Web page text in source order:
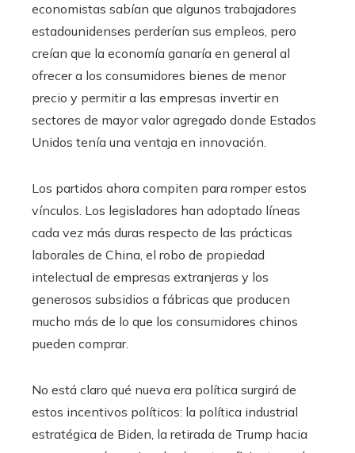
economistas sabían que algunos trabajadores
estadounidenses perderían sus empleos, pero
creían que la economía ganaría en general al
ofrecer a los consumidores bienes de menor
precio y permitir a las empresas invertir en
sectores de mayor valor agregado donde Estados
Unidos tenía una ventaja en innovación.
Los partidos ahora compiten para romper estos
vínculos. Los legisladores han adoptado líneas
cada vez más duras respecto de las prácticas
laborales de China, el robo de propiedad
intelectual de empresas extranjeras y los
generosos subsidios a fábricas que producen
mucho más de lo que los consumidores chinos
pueden comprar.
No está claro qué nueva era política surgirá de
estos incentivos políticos: la política industrial
estratégica de Biden, la retirada de Trump hacia